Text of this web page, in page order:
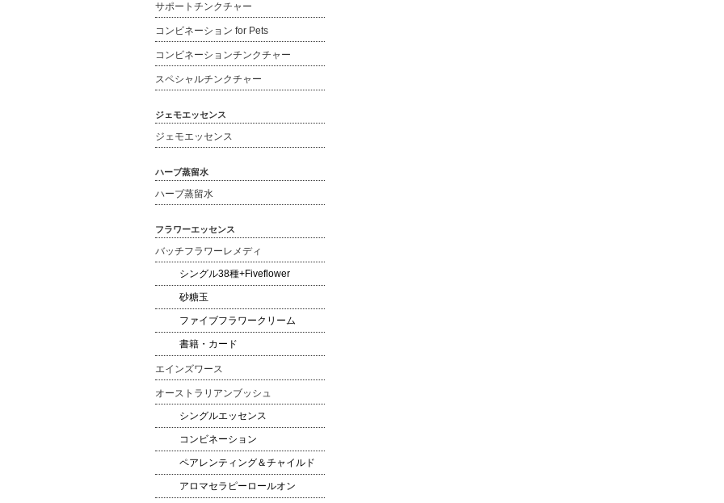
サポートチンクチャー
コンビネーション for Pets
コンビネーションチンクチャー
スペシャルチンクチャー
ジェモエッセンス
ジェモエッセンス
ハーブ蒸留水
ハーブ蒸留水
フラワーエッセンス
バッチフラワーレメディ
シングル38種+Fiveflower
砂糖玉
ファイブフラワークリーム
書籍・カード
エインズワース
オーストラリアンブッシュ
シングルエッセンス
コンビネーション
ペアレンティング＆チャイルド
アロマセラピーロールオン